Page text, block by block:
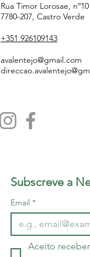
Rua Timor Lorosae, nº10
7780-207, Castro Verde
+351 926109143
avalentejo@gmail.com
Subscreve a
Email *
Aceito